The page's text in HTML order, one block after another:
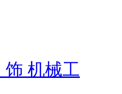
饰 机械工